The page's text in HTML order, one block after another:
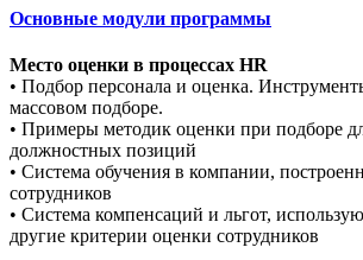
Основные модули программы
Место оценки в процессах HR
• Подбор персонала и оценка.
массовом подборе.
• Примеры методик оценки при подборе
должностных позиций
• Система обучения в компании,
сотрудников
• Система компенсаций и льгот,
другие критерии оценки сотрудников